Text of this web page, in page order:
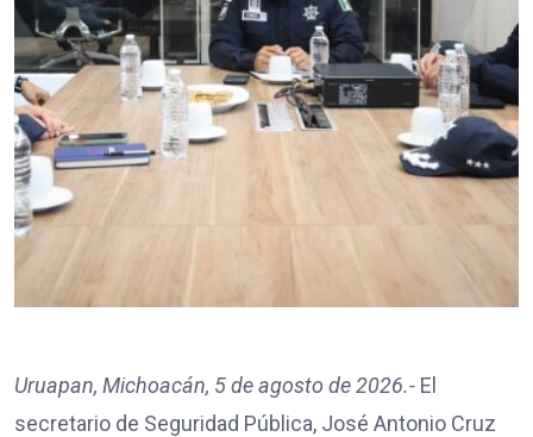
Uruapan, Michoacán, 5 de agosto de 2026.- El
secretario de Seguridad Pública, José Antonio Cruz